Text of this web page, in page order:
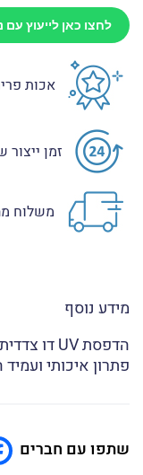
בעובי
3
ממ
לחצו כאן לייעוץ עם
אכות
זמן ייצור של 24
משלוח
מידע נוסף
פתרון איכותי
שתפו עם חברים